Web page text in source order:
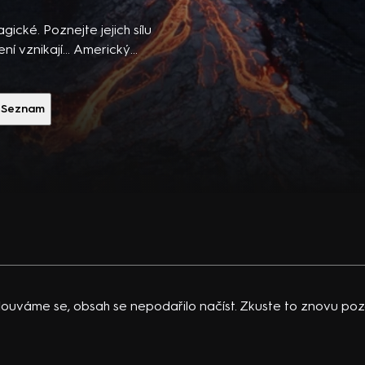
Poznejte jejich sílu
vznikají… Americký
Seznam
se, obsah se nepodařilo načíst. Zkuste to znovu
K.